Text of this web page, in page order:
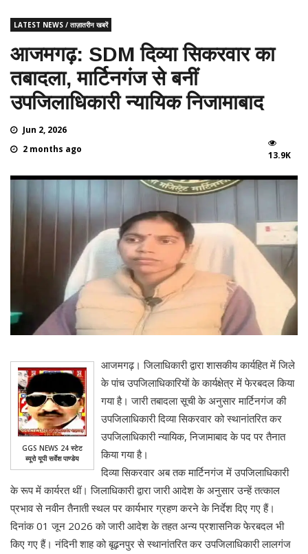
LATEST NEWS / ताज़ातरीन खबरें
आजमगढ़: SDM दिव्या सिकरवार का
तबादला, मार्टिनगंज से बनीं
उपजिलाधिकारी न्यायिक निजामाबाद
Jun 2, 2026
2 months ago
13.9K
GGS NEWS 24 स्टेट
ब्यूरो यूपी सर्वेश पाण्डेय
आजमगढ़। जिलाधिकारी द्वारा शासकीय कार्यहित में जिले
के पांच उपजिलाधिकारियों के कार्यक्षेत्र में फेरबदल किया
गया है। जारी तबादला सूची के अनुसार मार्टिनगंज की
उपजिलाधिकारी दिव्या सिकरवार को स्थानांतरित कर
उपजिलाधिकारी न्यायिक, निजामाबाद के पद पर तैनात
किया गया है।
दिव्या सिकरवार अब तक मार्टिनगंज में उपजिलाधिकारी
के रूप में कार्यरत थीं। जिलाधिकारी द्वारा जारी आदेश के अनुसार उन्हें तत्काल
प्रभाव से नवीन तैनाती स्थल पर कार्यभार ग्रहण करने के निर्देश दिए गए हैं।
दिनांक 01 जून 2026 को जारी आदेश के तहत अन्य प्रशासनिक फेरबदल भी
किए गए हैं। नंदिनी शाह को बूढ़नपुर से स्थानांतरित कर उपजिलाधिकारी लालगंज